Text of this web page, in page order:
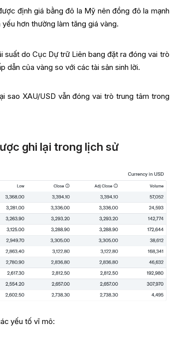
định giá bằng đô la Mỹ nên đồng đô la mạnh
hơn thường làm tăng giá vàng.
suất do Cục Dự trữ Liên bang đặt ra đóng vai trò
dẫn của vàng so với các tài sản sinh lời.
sao XAU/USD vẫn đóng vai trò trung tâm trong
ghi lại trong lịch sử
yếu tố vĩ mô: